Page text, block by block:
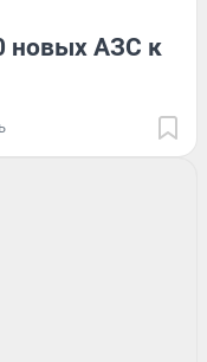
новых АЗС к